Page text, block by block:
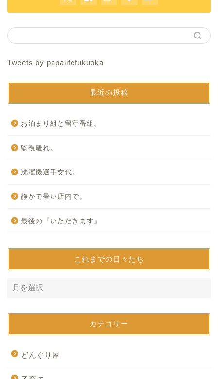
Tweets by papalifefukuoka
最近の投稿
お泊まり組と留守番組。
監視離れ。
洗濯機選手交代。
静かで暑い店内で。
最後の『いただきます』
これまでの日々たち
カテゴリー
どんぐり屋